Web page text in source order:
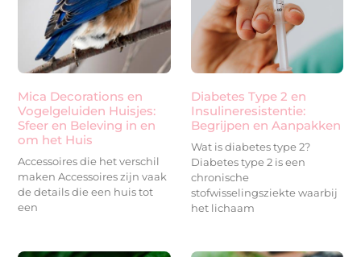
Mica Decorations en
Vogelgeluiden Huisjes:
Sfeer en Beleving in en
om het Huis
Accessoires die het verschil
maken Accessoires zijn vaak
de details die een huis tot
een
Diabetes Type 2 en
Insulineresistentie:
Begrijpen en Aanpakken
Wat is diabetes type 2?
Diabetes type 2 is een
chronische
stofwisselingsziekte waarbij
het lichaam